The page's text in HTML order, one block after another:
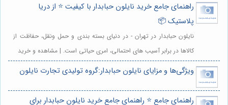
راهنمای جامع خرید نایلون حبابدار با کیفیت ⭐️ از دریا
پلاستیک 📦
نایلون حبابدار در تهران - در دنیای بسته بندی و حمل ونقل، حفاظت از
کالاها در برابر آسیب های احتمالی، امری حیاتی است. | مشاهده و خرید
ویژگی‌ها و مزایای نایلون حبابدار:گروه تولیدی تجارت نایلون
راهنمای جامع ⭐️ راهنمای جامع خرید نایلون حبابدار برای